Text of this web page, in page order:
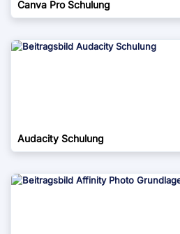
Canva Pro Schulung
Audacity Schulung